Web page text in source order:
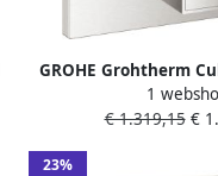
GROHE Grohtherm
voor inbouw
geïntegreerde
1
€ 1.319,15€
23%